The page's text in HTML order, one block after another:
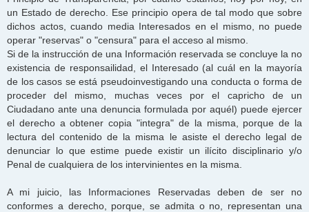
un Estado de derecho. Ese principio opera de tal modo que sobre
dichos actos, cuando media Interesados en el mismo, no puede
operar "reservas" o "censura" para el acceso al mismo.
Si de la instrucción de una Información reservada se concluye la no
existencia de responsailidad, el Interesado (al cuál en la mayoría
de los casos se está pseudoinvestigando una conducta o forma de
proceder del mismo, muchas veces por el capricho de un
Ciudadano ante una denuncia formulada por aquél) puede ejercer
el derecho a obtener copia "integra" de la misma, porque de la
lectura del contenido de la misma le asiste el derecho legal de
denunciar lo que estime puede existir un ilícito disciplinario y/o
Penal de cualquiera de los intervinientes en la misma.
A mi juicio, las Informaciones Reservadas deben de ser no
conformes a derecho, porque, se admita o no, representan una